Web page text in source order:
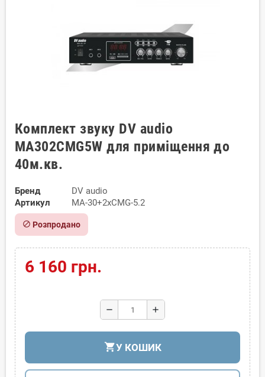
Комплект звуку DV audio
MA302CMG5W для приміщення до
40м.кв.
Бренд
DV audio
Артикул
MA-30+2хCMG-5.2
block Розпродано
6 160 грн.
remove add
shopping_cartУ КОШИК